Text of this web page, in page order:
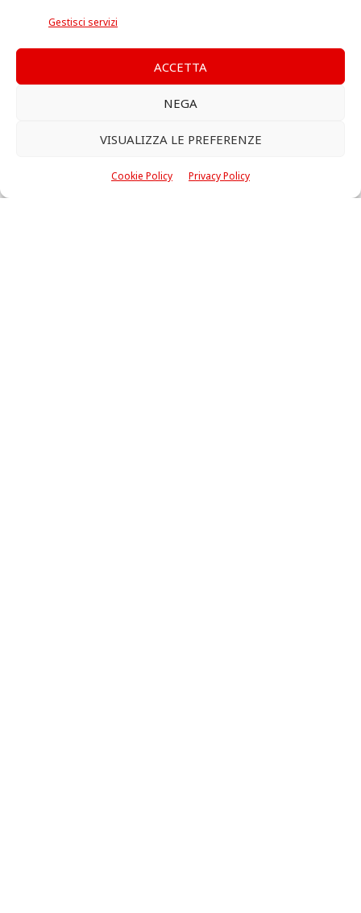
Gestisci servizi
ACCETTA
NEGA
VISUALIZZA LE PREFERENZE
Cookie Policy Privacy Policy